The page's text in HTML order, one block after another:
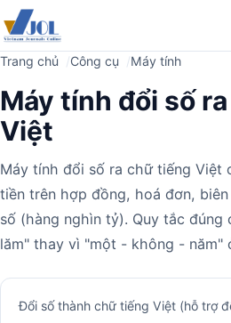
Trang chủ Công cụ Máy tính
Máy tính đổi số
Việt
Máy tính đổi số ra chữ tiếng Việt
tiền trên hợp đồng, hoá đơn,
số (hàng nghìn tỷ). Quy tắc
lăm" thay vì "một - không - năm"
Máy
Đổi số thành chữ tiếng Việt (hỗ trợ